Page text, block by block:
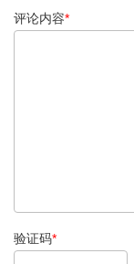
评论内容*
验证码*